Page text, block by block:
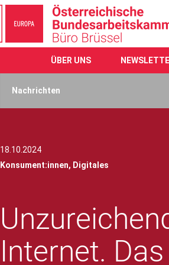
ÜBER UNS
Nachrichten
18.10.2024
Konsument:innen, Digitales
Internet.